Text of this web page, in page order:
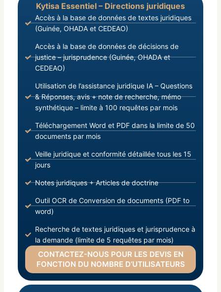
Kytisa Essentiel – Directions juridiques
Accès à la base de données de textes juridiques
(Guinée, OHADA et CEDEAO)
Accès à la base de données de décisions de
justice – jurisprudence (Guinée, OHADA et
CEDEAO)
Utilisation de l’assistance juridique IA – Questions
& Réponses, avis + note de recherche, mémo
synthétique – limite à 100 requêtes par mois
Téléchargement Word et PDF dans la limite de 50
documents par mois
Veille juridique et conformité détaillée tous les 15
jours
Notes juridiques + Articles de doctrine
Outil OCR de Conversion de documents (PDF to
word)
Recherche de textes juridiques et jurisprudence à
la demande (limite de 5 requêtes par mois)
CONTACTEZ-NOUS POUR LES DEVIS EN
FONCTION DU NOMBRE D’UTILISATEURS